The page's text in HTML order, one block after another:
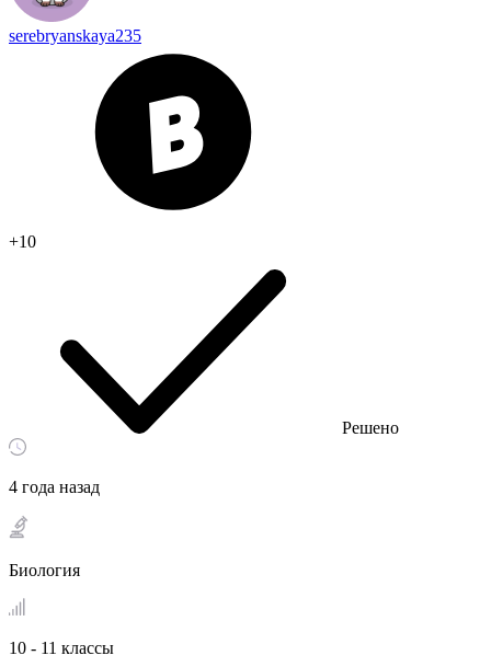
serebryanskaya235
+10
Решено
4 года назад
Биология
10 - 11 классы